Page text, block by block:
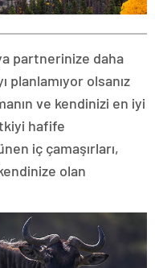
partnerinize daha
planlamıyor olsanız
ve kendinizi en iyi
hafife
iç çamaşırları,
olan